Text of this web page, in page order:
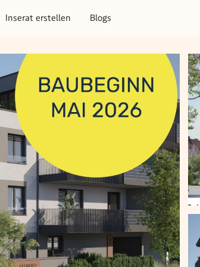
Inserat erstellen Blogs